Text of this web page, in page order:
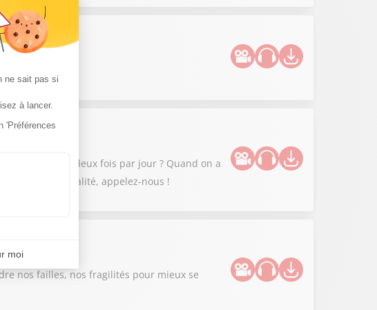
?
plus de deux fois par jour ? Quand on a
à la sexualité, appelez-nous !
nos failles, nos fragilités pour mieux se